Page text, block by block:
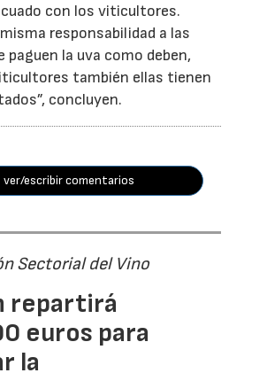
con los viticultores.
responsabilidad a las
paguen la uva como deben,
también ellas tienen
concluyen.
ver/escribir comentarios
Sectorial del Vino
repartirá
euros para
la